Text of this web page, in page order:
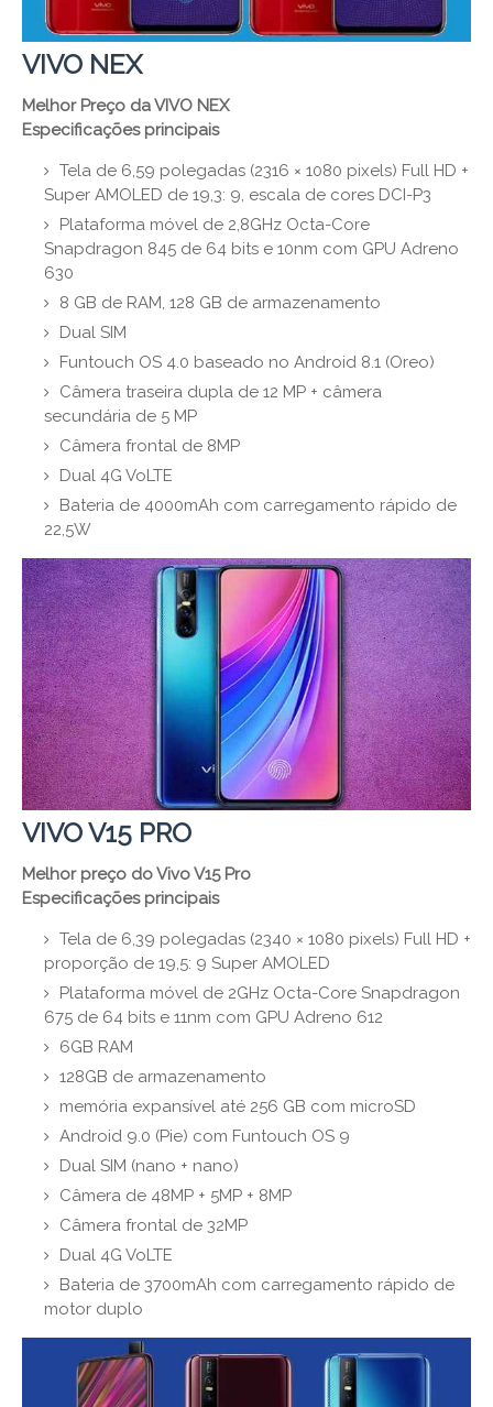
VIVO NEX
Melhor Preço da VIVO NEX
Especificações principais
Tela de 6,59 polegadas (2316 × 1080 pixels) Full HD +
Super AMOLED de 19,3: 9, escala de cores DCI-P3
Plataforma móvel de 2,8GHz Octa-Core
Snapdragon 845 de 64 bits e 10nm com GPU Adreno
630
8 GB de RAM, 128 GB de armazenamento
Dual SIM
Funtouch OS 4.0 baseado no Android 8.1 (Oreo)
Câmera traseira dupla de 12 MP + câmera
secundária de 5 MP
Câmera frontal de 8MP
Dual 4G VoLTE
Bateria de 4000mAh com carregamento rápido de
22,5W
VIVO V15 PRO
Melhor preço do Vivo V15 Pro
Especificações principais
Tela de 6,39 polegadas (2340 × 1080 pixels) Full HD +
proporção de 19,5: 9 Super AMOLED
Plataforma móvel de 2GHz Octa-Core Snapdragon
675 de 64 bits e 11nm com GPU Adreno 612
6GB RAM
128GB de armazenamento
memória expansível até 256 GB com microSD
Android 9.0 (Pie) com Funtouch OS 9
Dual SIM (nano + nano)
Câmera de 48MP + 5MP + 8MP
Câmera frontal de 32MP
Dual 4G VoLTE
Bateria de 3700mAh com carregamento rápido de
motor duplo